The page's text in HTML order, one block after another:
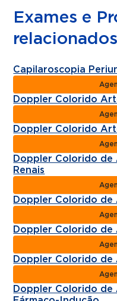
Exames e
relacionados
Capilaroscopia
Doppler Colorido
Doppler Colorido
Doppler Colorido
Renais
Doppler Colorido
Doppler Colorido de
Doppler Colorido de
Doppler Colorido de